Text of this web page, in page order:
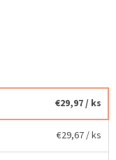
€29,97/ ks
€29,67/ ks